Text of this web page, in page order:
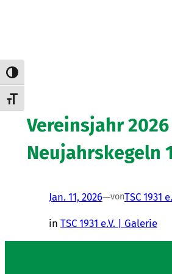
Umschalten auf hohe Kontraste
Schrift vergrößern
Vereinsjahr 2026 |
Neujahrskegeln
Jan. 11, 2026—vonTSC 1931
in TSC 1931 e.V. | Galerie